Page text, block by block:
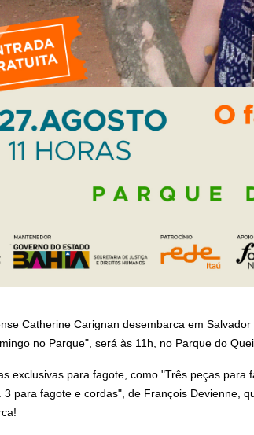
Catherine Carignan desembarca em
no Parque", será às 11h, no Parque do
exclusivas para fagote, como "Três peças
3 para fagote e cordas", de François Devienne,